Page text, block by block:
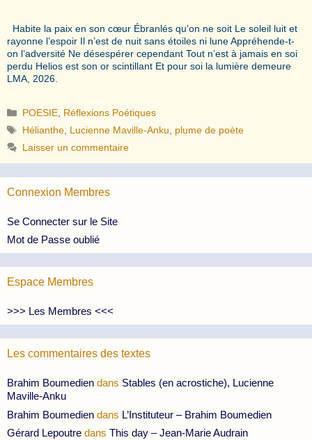
Habite la paix en son cœur Ébranlés qu’on ne soit Le soleil luit et
rayonne l’espoir Il n’est de nuit sans étoiles ni lune Appréhende-t-
on l’adversité Ne désespérer cependant Tout n’est à jamais en soi
perdu Helios est son or scintillant Et pour soi la lumière demeure
LMA, 2026.
Catégories
POESIE Réflexions Poétiques
Étiquettes
Hélianthe Lucienne Maville-Anku
plume de poète
Laisser un commentaire
Connexion Membres
Se Connecter sur le Site
Mot de Passe oublié
Espace Membres
>>> Les Membres <<<
Les commentaires des textes
Brahim Boumedien dans Stables (en acrostiche), Lucienne
Maville-Anku
Brahim Boumedien dans L’Instituteur – Brahim Boumedien
Gérard Lepoutre dans This day – Jean-Marie Audrain